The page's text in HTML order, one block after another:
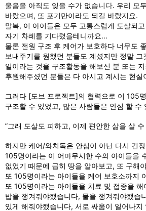
울음을 아직도 잊을 수가 없습니다. 우리 모
바랐으며, 또 포기만이라도 되길 바랐지요.
말복, 이 아이들은 모두 고통스럽게 도살되
자기 차례를 기다렸을테니까요...
물론 전원 구조 후 케어가 보호하다 너무도
보내주기를 원했던 분들도 계셨지만 정말 그
일이라는 것을 구조활동을 해보신 분 또는
후원해주셨던 분들은 다 아시고 계시는 현실
그러다 [도브 프로젝트]의 협력으로 이 105
구조할 수 있었고, 많은 사람들은 안심 할 수
”그래 도살도 피하고, 이제 편안한 삶을 살
하지만 케어/와치독은 안심이 아닌 다시 긴
105명이라는 이 어마무시한 수의 아이들을
없었기 때문에 급히 땅을 알아보고, 또 구해
또 105명이라는 아이들을 케어 보호소까지
또 105명이라는 아이들을 치료 및 접종을 해
밥을 챙겨줘야했습니다, 물을 챙겨줘야했습
있게 해줘야했습니다, 서로 싸움이 일어나지